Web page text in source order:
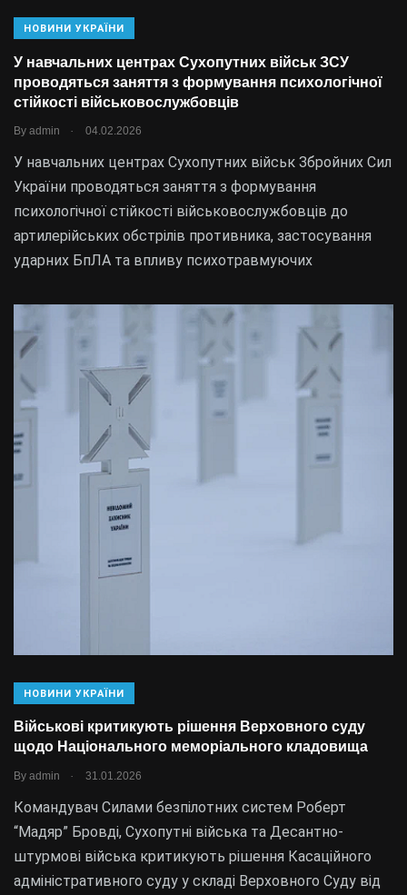
НОВИНИ УКРАЇНИ
У навчальних центрах Сухопутних військ ЗСУ
проводяться заняття з формування психологічної
стійкості військовослужбовців
By admin . 04.02.2026
У навчальних центрах Сухопутних військ Збройних Сил
України проводяться заняття з формування
психологічної стійкості військовослужбовців до
артилерійських обстрілів противника, застосування
ударних БпЛА та впливу психотравмуючих
НОВИНИ УКРАЇНИ
Військові критикують рішення Верховного суду
щодо Національного меморіального кладовища
By admin 31.01.2026
Командувач Силами безпілотних систем Роберт
“Мадяр” Бровді, Сухопутні війська та Десантно-
штурмові війська критикують рішення Касаційного
адміністративного суду у складі Верховного Суду від